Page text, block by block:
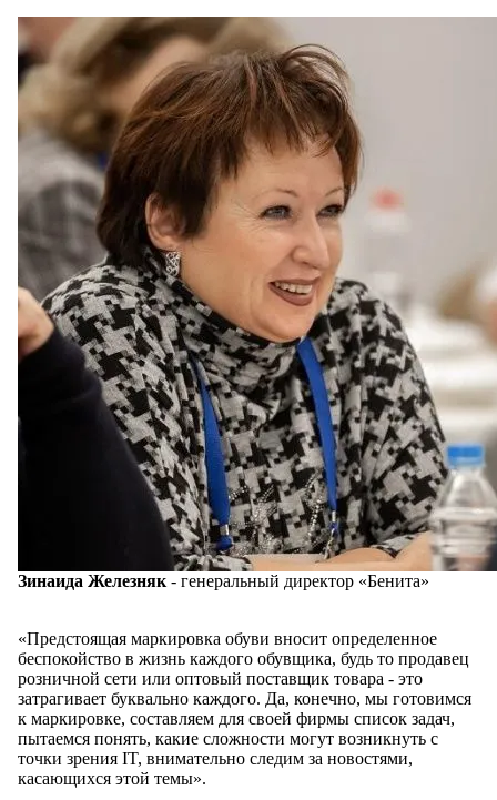
Зинаида Железняк - генеральный директор «Бенита»
«Предстоящая маркировка обуви вносит определенное
беспокойство в жизнь каждого обувщика, будь то продавец
розничной сети или оптовый поставщик товара - это
затрагивает буквально каждого. Да, конечно, мы готовимся
к маркировке, составляем для своей фирмы список задач,
пытаемся понять, какие сложности могут возникнуть с
точки зрения IT, внимательно следим за новостями,
касающихся этой темы».